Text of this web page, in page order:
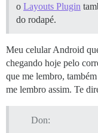
o Layouts Plugin
do rodapé.
Meu celular Android
chegando hoje pelo
que me lembro,
me lembro assim. Te
Don: